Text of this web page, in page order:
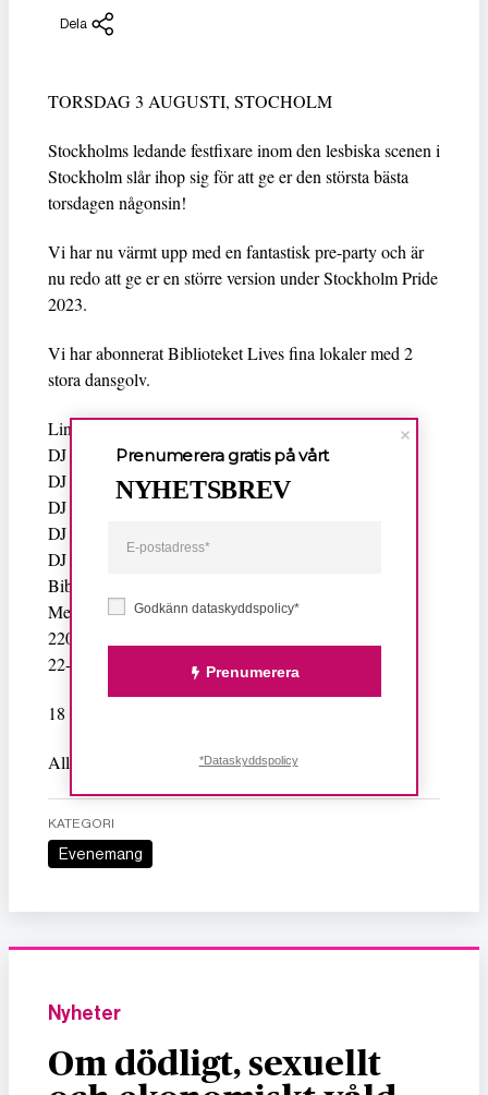
Dela
TORSDAG 3 AUGUSTI, STOCHOLM
Stockholms ledande festfixare inom den lesbiska scenen i
Stockholm slår ihop sig för att ge er den största bästa
torsdagen någonsin!
Vi har nu värmt upp med en fantastisk pre-party och är
nu redo att ge er en större version under Stockholm Pride
2023.
Vi har abonnerat Biblioteket Lives fina lokaler med 2
stora dansgolv.
Lineup:
DJ Gunn
DJ Fride
DJ Austinat
DJ Ami Jammeh
DJ Niki Smith
Biblioteket Live
Medborgarplatsen 2
220 kr Förköp
22-03
18 år
Alla kön är välkomna
KATEGORI
Evenemang
Nyheter
Om dödligt, sexuellt
Godkänn dataskyddspolicy*
Prenumerera
Prenumerera gratis på vårt
NYHETSBREV
*Dataskyddspolicy